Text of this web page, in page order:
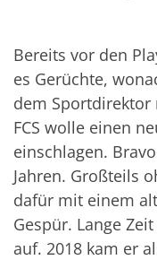
Bereits vor den
es Gerüchte,
dem Sportdirektor
FCS wolle einen
einschlagen.
Jahren. Großteils
dafür mit einem
Gespür. Lange
auf. 2018 kam er